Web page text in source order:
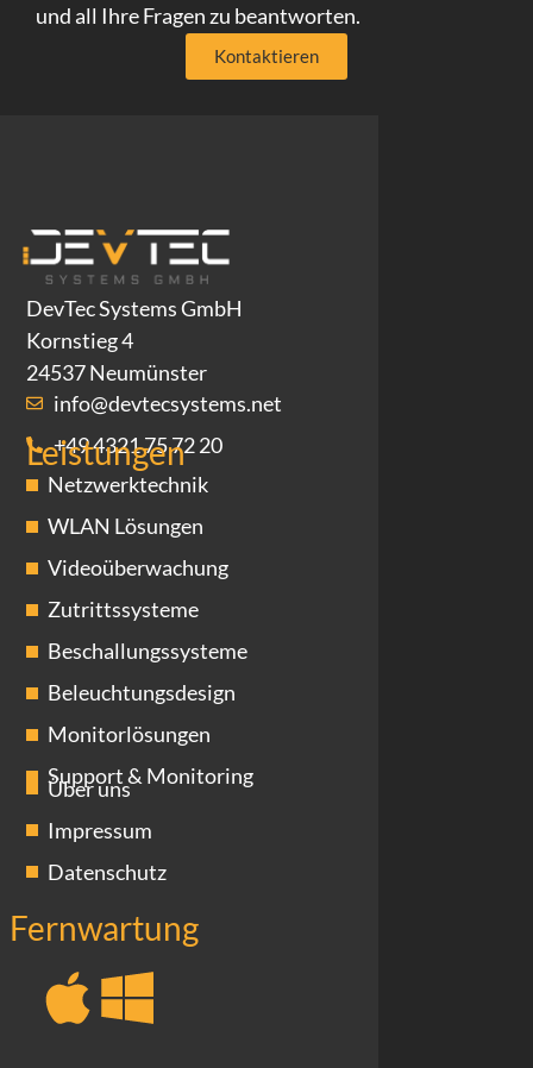
und all Ihre Fragen zu beantworten.
Kontaktieren
DevTec Systems GmbH
Kornstieg 4
24537 Neumünster
info@devtecsystems.net
+49 4321 75 72 20
Leistungen
Netzwerktechnik
WLAN Lösungen
Videoüberwachung
Zutrittssysteme
Beschallungssysteme
Beleuchtungsdesign
Monitorlösungen
Support & Monitoring
Über uns
Impressum
Datenschutz
Fernwartung